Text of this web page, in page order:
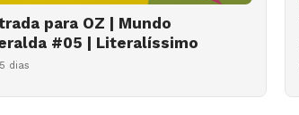
para OZ | Mundo
#05 | Literalíssimo
dias